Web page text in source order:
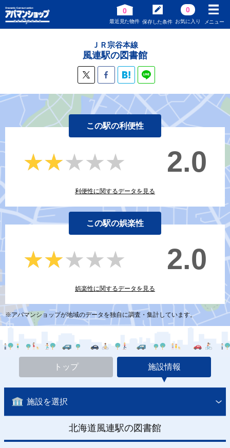
0
最近見た物件 保存した条件
0
お気に入り メニュー
ＪＲ宗谷本線
風連駅の図書館
この駅の利便性
★★★★★
★★★★★ 2.0
利便性に関するデータを見る
この駅の娯楽性
★★★★★
★★★★★ 2.0
娯楽性に関するデータを見る
※アパマンショップが地域のデータを独自に調査・集計しています。
トップ 施設情報
施設を選択
北海道風連駅の図書館